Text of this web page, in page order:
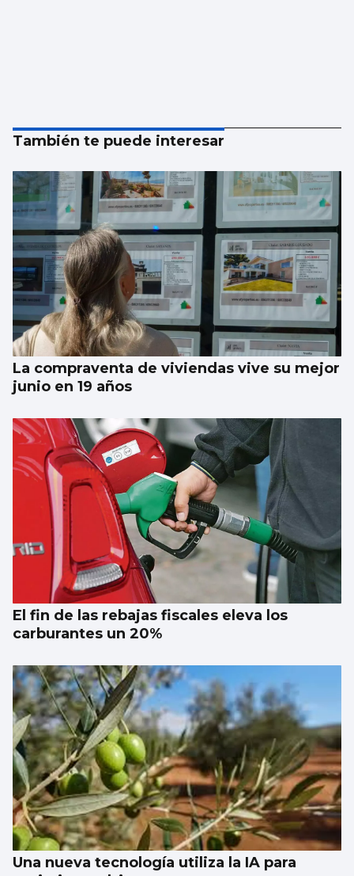
También te puede interesar
La compraventa de viviendas vive su mejor
junio en 19 años
El fin de las rebajas fiscales eleva los
carburantes un 20%
Una nueva tecnología utiliza la IA para